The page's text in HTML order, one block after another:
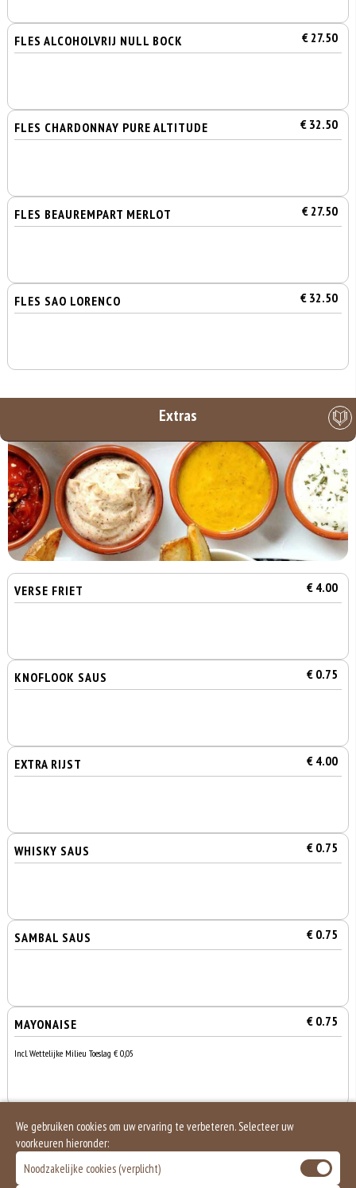
FLES ALCOHOLVRIJ NULL BOCK € 27.50
FLES CHARDONNAY PURE ALTITUDE € 32.50
FLES BEAUREMPART MERLOT € 27.50
FLES SAO LORENCO € 32.50
Extras
VERSE FRIET € 4.00
KNOFLOOK SAUS € 0.75
EXTRA RIJST € 4.00
WHISKY SAUS € 0.75
SAMBAL SAUS € 0.75
MAYONAISE € 0.75
Incl. Wettelijke Milieu Toeslag € 0,05
PITTA BROODJE
We gebruiken cookies om uw ervaring te verbeteren. Selecteer uw
voorkeuren hieronder:
Noodzakelijke cookies (verplicht)